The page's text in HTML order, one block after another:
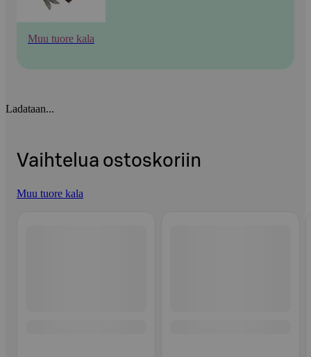
Muu tuore kala
Ladataan...
Vaihtelua ostoskoriin
Muu tuore kala